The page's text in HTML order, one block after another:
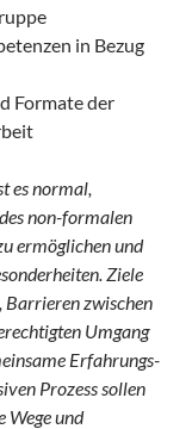
in Bezug
Formate der
es normal,
non-formalen
ermöglichen und
Ziele
Barrieren zwischen
Umgang
Erfahrungs-
Prozess sollen
Wege und